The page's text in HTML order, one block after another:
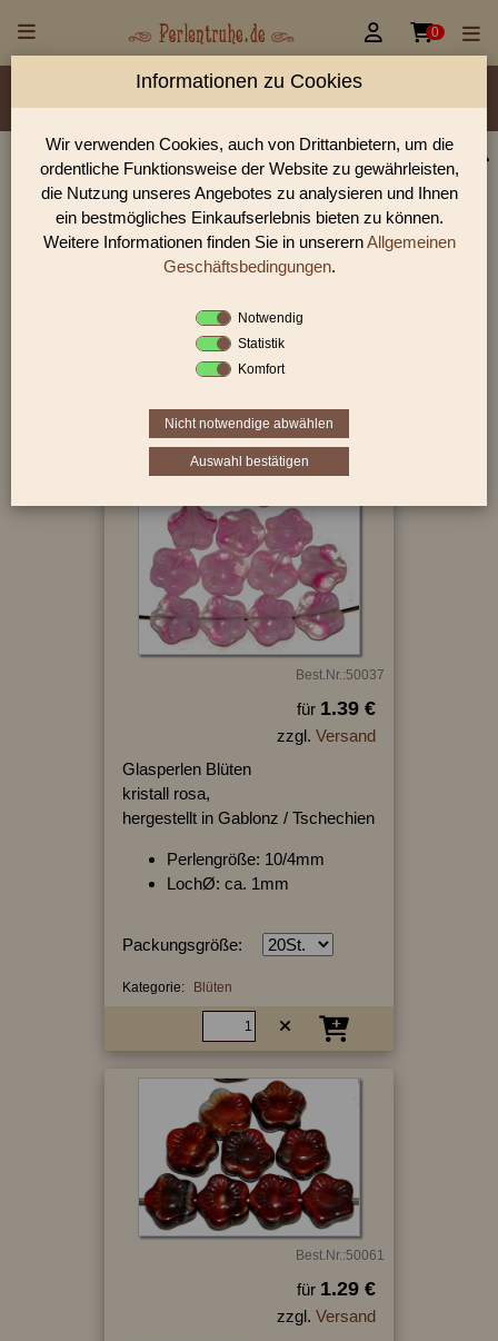
 0
Material/Glassorte Sorte/Form Farbe
Größen
Lochdurchmesser
Perlen Shop für gedrückte Perlen Blüten & Blätter
In unserem Perlen Shop finden sie zahlreich gedrückte Perlen
Blüten & Blätter und viele weiter Glasperlen.
Sie befinden sich in folgender Kategorie:
gedrückte Perlen|Blüten & Blätter
Best.Nr.:50037
für 1.39 €
zzgl. Versand
Glasperlen Blüten
kristall rosa,
hergestellt in Gablonz / Tschechien
Perlengröße: 10/4mm
LochØ: ca. 1mm
Packungsgröße:
Kategorie: Blüten
Best.Nr.:50061
für 1.29 €
zzgl. Versand
Informationen zu Cookies
Wir verwenden Cookies, auch von Drittanbietern, um die
ordentliche Funktionsweise der Website zu gewährleisten,
die Nutzung unseres Angebotes zu analysieren und Ihnen
ein bestmögliches Einkaufserlebnis bieten zu können.
Weitere Informationen finden Sie in unserernAllgemeinen
Geschäftsbedingungen.
Notwendig
Statistik
Komfort
Nicht notwendige abwählen
Auswahl bestätigen